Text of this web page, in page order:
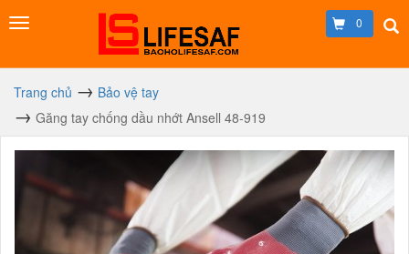
0
Trang chủ
Bảo vệ tay
Găng tay chống dầu nhớt Ansell 48-919